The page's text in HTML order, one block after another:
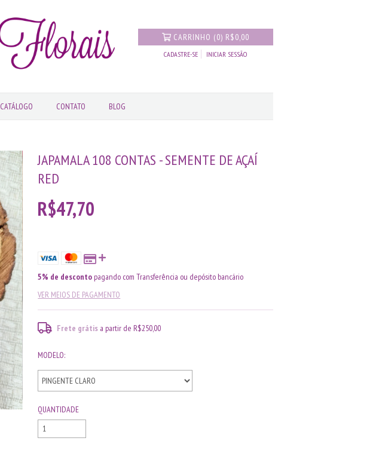
CARRINHO (0) R$0,00
CADASTRE-SE INICIAR SESSÃO
CATÁLOGO CONTATO BLOG
JAPAMALA 108 CONTAS - SEMENTE DE AÇAÍ
RED
R$47,70
5% de desconto pagando com Transferência ou depósito bancário
VER MEIOS DE PAGAMENTO
Frete grátis a partir de R$250,00
MODELO:
QUANTIDADE